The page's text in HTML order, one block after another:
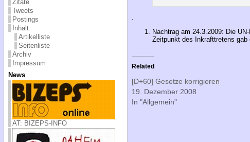
Zitate
Tweets
Postings
Inhalt
Artikelliste
Seitenliste
Archiv
Impressum
News
AT: BIZEPS-INFO
Nachtrag am 24.3.2009: Die
Zeitpunkt des Inkrafttretens gab
Related
[D+60] Gesetze korrigieren
19. Dezember 2008
In "Allgemein"